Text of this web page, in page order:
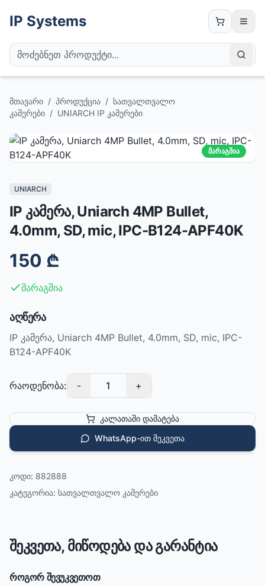
IP Systems
მთავარი / პროდუქცია / სათვალთვალო
კამერები / UNIARCH IP კამერები
მარაგშია
UNIARCH
IP კამერა, Uniarch 4MP Bullet,
4.0mm, SD, mic, IPC-B124-APF40K
150 ₾
მარაგშია
აღწერა
IP კამერა, Uniarch 4MP Bullet, 4.0mm, SD, mic, IPC-
B124-APF40K
რაოდენობა: - 1 +
კალათაში დამატება
WhatsApp-ით შეკვეთა
კოდი: 882888
კატეგორია: სათვალთვალო კამერები
შეკვეთა, მიწოდება და გარანტია
როგორ შევუკვეთოთ